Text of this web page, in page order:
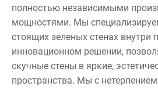
полностью независимыми
мощностями. Мы
стоящих зеленых стенах
инновационном решении,
скучные стены в яркие,
пространства. Мы с